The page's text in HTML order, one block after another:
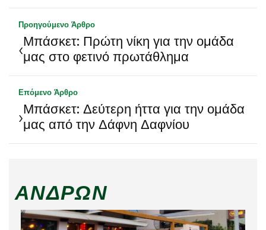
Προηγούμενο Άρθρο
‹Μπάσκετ: Πρώτη νίκη για την ομάδα
μας στο φετινό πρωτάθλημα
Επόμενο Άρθρο
›Μπάσκετ: Δεύτερη ήττα για την ομάδα
μας από την Δάφνη Δαφνίου
ΑΝΔΡΏΝ